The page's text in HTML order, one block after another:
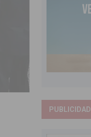
PUBLICIDAD